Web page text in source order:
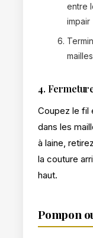
entre
impair
mailles
4.
Coupez le fil
dans les
à laine,
la couture
haut.
Pompon